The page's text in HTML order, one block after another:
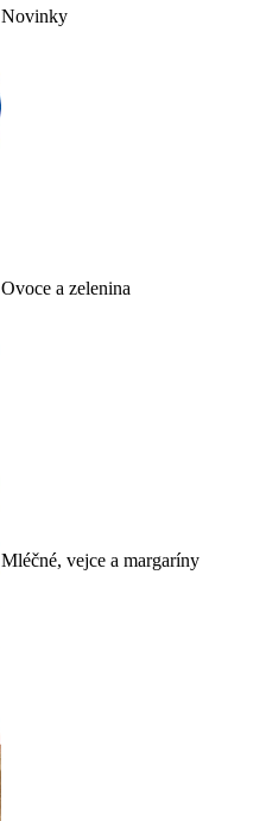
Novinky
Ovoce a zelenina
Mléčné, vejce a margaríny